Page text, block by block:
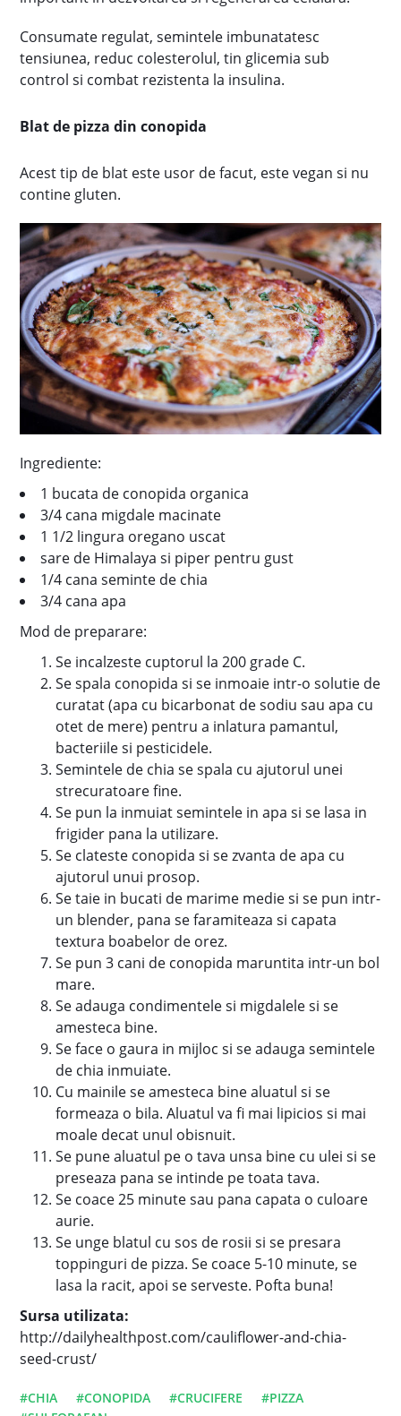
Consumate regulat, semintele imbunatatesc
tensiunea, reduc colesterolul, tin glicemia sub
control si combat rezistenta la insulina.
Blat de pizza din conopida
Acest tip de blat este usor de facut, este vegan si nu
contine gluten.
Ingrediente:
1 bucata de conopida organica
3/4 cana migdale macinate
1 1/2 lingura oregano uscat
sare de Himalaya si piper pentru gust
1/4 cana seminte de chia
3/4 cana apa
Mod de preparare:
Se incalzeste cuptorul la 200 grade C.
Se spala conopida si se inmoaie intr-o solutie de
curatat (apa cu bicarbonat de sodiu sau apa cu
otet de mere) pentru a inlatura pamantul,
bacteriile si pesticidele.
Semintele de chia se spala cu ajutorul unei
strecuratoare fine.
Se pun la inmuiat semintele in apa si se lasa in
frigider pana la utilizare.
Se clateste conopida si se zvanta de apa cu
ajutorul unui prosop.
Se taie in bucati de marime medie si se pun intr-
un blender, pana se faramiteaza si capata
textura boabelor de orez.
Se pun 3 cani de conopida maruntita intr-un bol
mare.
Se adauga condimentele si migdalele si se
amesteca bine.
Se face o gaura in mijloc si se adauga semintele
de chia inmuiate.
Cu mainile se amesteca bine aluatul si se
formeaza o bila. Aluatul va fi mai lipicios si mai
moale decat unul obisnuit.
Se pune aluatul pe o tava unsa bine cu ulei si se
preseaza pana se intinde pe toata tava.
Se coace 25 minute sau pana capata o culoare
aurie.
Se unge blatul cu sos de rosii si se presara
toppinguri de pizza. Se coace 5-10 minute, se
lasa la racit, apoi se serveste. Pofta buna!
Sursa utilizata:
http://dailyhealthpost.com/cauliflower-and-chia-
seed-crust/
#CHIA #CONOPIDA #CRUCIFERE
#PIZZA